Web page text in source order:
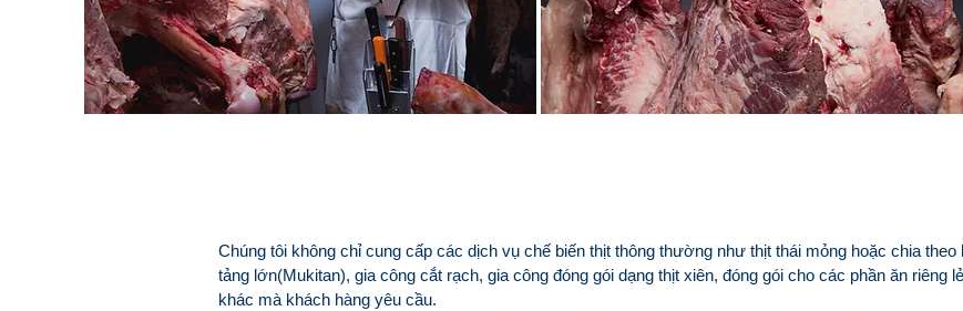
Chúng tôi không chỉ cung cấp các dịch vụ chế biến thịt thông thường như thịt thái mỏng hoặc chia
tảng lớn(Mukitan), gia công cắt rạch, gia công đóng gói dạng thịt xiên, đóng gói cho các phần ăn riêng
khác mà khách hàng yêu cầu.